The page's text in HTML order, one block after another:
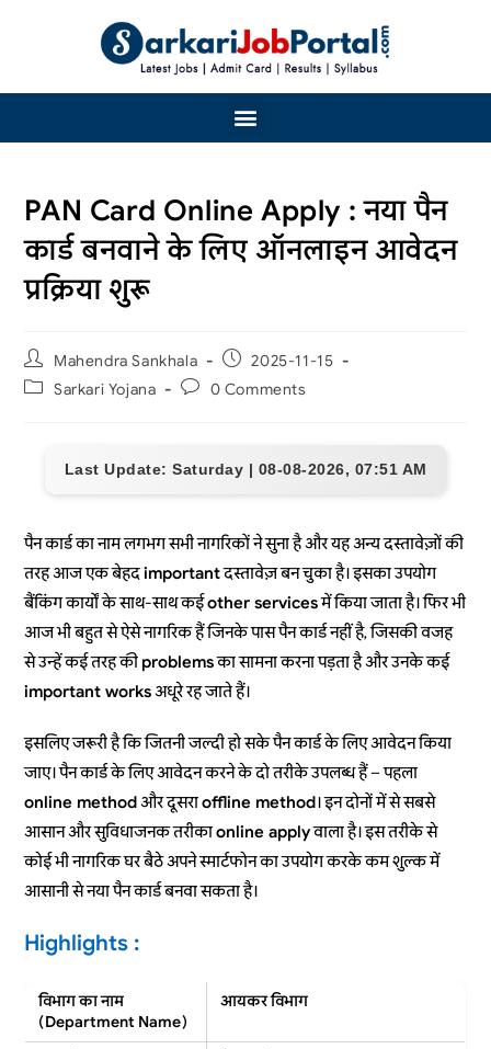
PAN Card Online Apply : नया पैन
कार्ड बनवाने के लिए ऑनलाइन आवेदन
प्रक्रिया शुरू
Mahendra Sankhala
2025-11-15
Sarkari Yojana
0 Comments
Last Update: Saturday | 08-08-2026, 07:51 AM
पैन कार्ड का नाम लगभग सभी नागरिकों ने सुना है और यह अन्य दस्तावेज़ों की
तरह आज एक बेहदimportantदस्तावेज़ बन चुका है। इसका उपयोग
बैंकिंग कार्यों के साथ-साथ कईother servicesमें किया जाता है। फिर भी
आज भी बहुत से ऐसे नागरिक हैं जिनके पास पैन कार्ड नहीं है, जिसकी वजह
से उन्हें कई तरह की problemsका सामना करना पड़ता है और उनके कई
important worksअधूरे रह जाते हैं।
इसलिए जरूरी है कि जितनी जल्दी हो सके पैन कार्ड के लिए आवेदन किया
जाए। पैन कार्ड के लिए आवेदन करने के दो तरीके उपलब्ध हैं – पहला
online methodऔर दूसराoffline method। इन दोनों में से सबसे
आसान और सुविधाजनक तरीकाonline applyवाला है। इस तरीके से
कोई भी नागरिक घर बैठे अपने स्मार्टफोन का उपयोग करके कम शुल्क में
आसानी से नया पैन कार्ड बनवा सकता है।
Highlights :
विभाग का नाम
(Department Name)
आयकर विभाग